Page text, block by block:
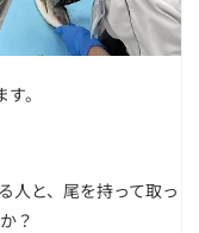
。
人と、尾を持って取っ
？